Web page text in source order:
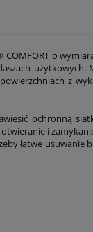
o
użytkowych.
z
ochronną
i
łatwe usuwanie